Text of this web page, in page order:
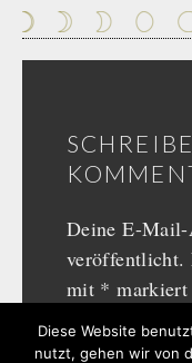
Deine E-
veröffentlicht.
mit * markiert
Kommentar*
Diese Website
nutzt, gehen wir von